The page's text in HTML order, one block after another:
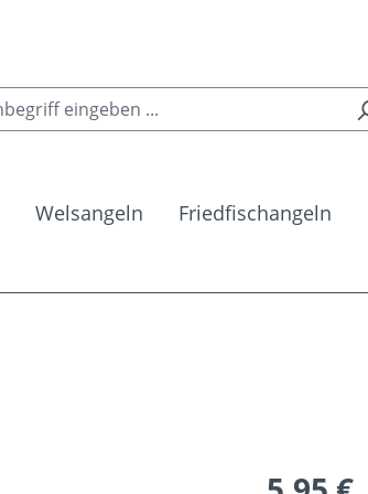
Welsangeln Friedfischangeln
Regulärer